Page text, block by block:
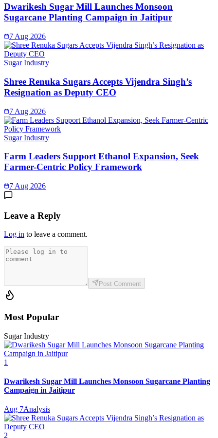
Dwarikesh Sugar Mill Launches Monsoon
Sugarcane Planting Campaign in Jaitipur
7 Aug 2026
Sugar Industry
Shree Renuka Sugars Accepts Vijendra Singh’s
Resignation as Deputy CEO
7 Aug 2026
Sugar Industry
Farm Leaders Support Ethanol Expansion, Seek
Farmer-Centric Policy Framework
7 Aug 2026
Leave a Reply
Log in to leave a comment.
Post Comment
Most Popular
Sugar Industry
1
Dwarikesh Sugar Mill Launches Monsoon Sugarcane Planting
Campaign in Jaitipur
Aug 7Analysis
2